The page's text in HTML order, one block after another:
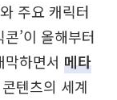
주요 캐릭터
’이 올해부터
막하면서 메타
텐츠의 세계